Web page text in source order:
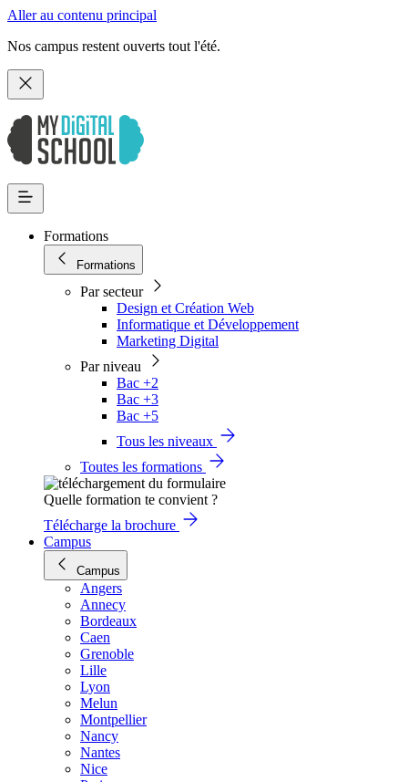
Aller au contenu principal
Nos campus restent ouverts tout l'été.
Formations
Formations
Par secteur
Design et Création Web
Informatique et Développement
Marketing Digital
Par niveau
Bac +2
Bac +3
Bac +5
Tous les niveaux
Toutes les formations
Quelle formation te convient ?
Télécharge la brochure
Campus
Campus
Angers
Annecy
Bordeaux
Caen
Grenoble
Lille
Lyon
Melun
Montpellier
Nancy
Nantes
Nice